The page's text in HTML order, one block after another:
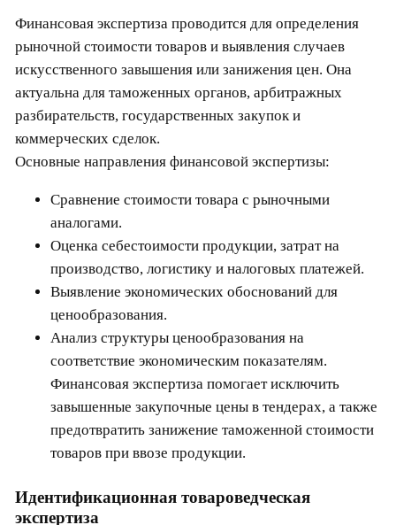
Финансовая экспертиза проводится для определения
рыночной стоимости товаров и выявления случаев
искусственного завышения или занижения цен. Она
актуальна для таможенных органов, арбитражных
разбирательств, государственных закупок и
коммерческих сделок.
Основные направления финансовой экспертизы:
Сравнение стоимости товара с рыночными
аналогами.
Оценка себестоимости продукции, затрат на
производство, логистику и налоговых платежей.
Выявление экономических обоснований для
ценообразования.
Анализ структуры ценообразования на
соответствие экономическим показателям.
Финансовая экспертиза помогает исключить
завышенные закупочные цены в тендерах, а также
предотвратить занижение таможенной стоимости
товаров при ввозе продукции.
Идентификационная товароведческая
экспертиза